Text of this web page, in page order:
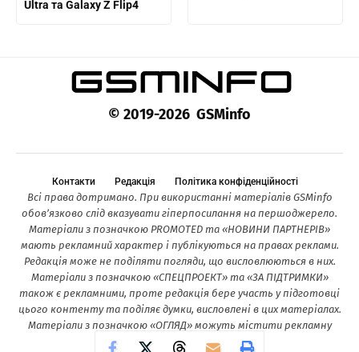
Ultra та Galaxy Z Flip4
© 2019-2026 GSMinfo
Контакти Редакція Політика конфіденційності
Всі права дотримано. При використанні матеріалів GSMinfo
обов’язково слід вказувати гіперпосилання на першоджерело.
Матеріали з позначкою PROMOTED та «НОВИНИ ПАРТНЕРІВ»
мають рекламний характер і публікуються на правах реклами.
Редакція може не поділяти погляди, що висловлюються в них.
Матеріали з позначкою «СПЕЦПРОЕКТ» та «ЗА ПІДТРИМКИ»
також є рекламними, проте редакція бере участь у підготовці
цього контенту та поділяє думки, висловлені в цих матеріалах.
Матеріали з позначкою «ОГЛЯД» можуть містити рекламну
інформацію.